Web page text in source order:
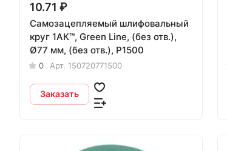
10.71 ₽
Самозацепляемый шлифовальный
круг 1АК™, Green Line, (без отв.),
Ø77 мм, (без отв.), P1500
0 Арт. 150720771500
Заказать